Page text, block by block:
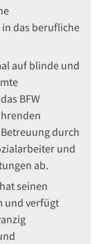
das berufliche
auf blinde und
BFW
durch
und
ab.
seinen
und verfügt